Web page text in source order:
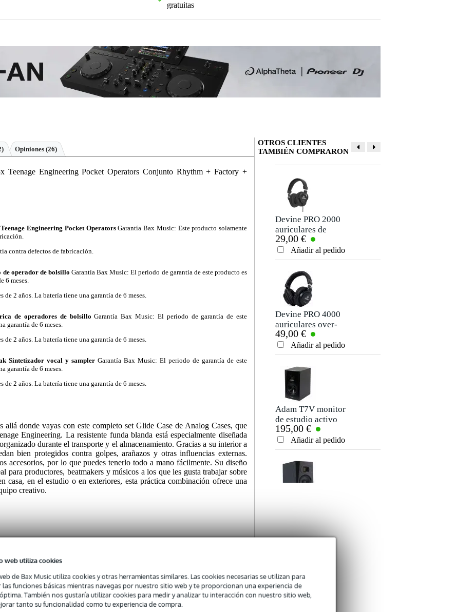
web utiliza cookies
de Bax Music utiliza cookies y otras herramientas similares. Las cookies necesarias se utilizan para
las funciones básicas mientras navegas por nuestro sitio web y te proporcionan una experiencia de
También nos gustaría utilizar cookies para medir y analizar tu interacción con nuestro sitio web,
tanto su funcionalidad como tu experiencia de compra.
gratuitas
Opiniones (26)
Teenage Engineering Pocket Operators Conjunto Rhythm + Factory +
Engineering Pocket OperatorsGarantía Bax Music: Este producto solamente
contra defectos de fabricación.
de operador de bolsillo Garantía Bax Music: El periodo de garantía de este producto es
6 meses.
2 años. La batería tiene una garantía de 6 meses.
de operadores de bolsillo Garantía Bax Music: El periodo de garantía de este
garantía de 6 meses.
2 años. La batería tiene una garantía de 6 meses.
Sintetizador vocal y sampler Garantía Bax Music: El periodo de garantía de este
garantía de 6 meses.
2 años. La batería tiene una garantía de 6 meses.
allá donde vayas con este completo set Glide Case de Analog Cases, que
Engineering. La resistente funda blanda está especialmente diseñada
durante el transporte y el almacenamiento. Gracias a su interior a
bien protegidos contra golpes, arañazos y otras influencias externas.
accesorios, por lo que puedes tenerlo todo a mano fácilmente. Su diseño
para productores, beatmakers y músicos a los que les gusta trabajar sobre
casa, en el estudio o en exteriores, esta práctica combinación ofrece una
creativo.
case for 3x Teenage Engineering Pocket Operators
tiene capacidad para tres Teenage Engineering Pocket Operators,
OTROS CLIENTES
TAMBIÉN COMPRARON
Devine PRO 2000
auriculares de
estudio
29,00 €
Añadir al pedido
Devine PRO 4000
auriculares over-
ear
49,00 €
Añadir al pedido
Adam T7V monitor
de estudio activo
(cada uno)
195,00 €
Añadir al pedido
(cada uno)
165,00 €
Añadir al pedido
Devine M-Mic